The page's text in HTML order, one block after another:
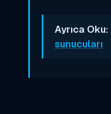
Ayrıca Oku:
sunucuları